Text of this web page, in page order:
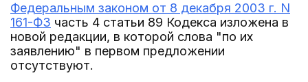
Федеральным законом от 8 декабря 2003 г. N
161-ФЗ часть 4 статьи 89 Кодекса изложена в
новой редакции, в которой слова "по их
заявлению" в первом предложении
отсутствуют.